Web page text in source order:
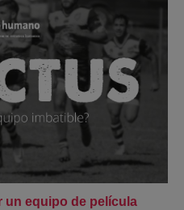
un equipo de película